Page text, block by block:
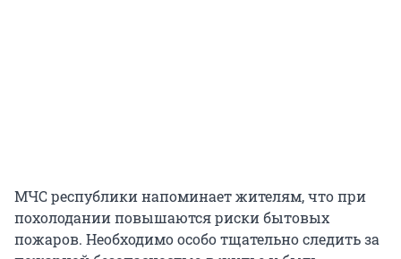
МЧС республики напоминает жителям, что при
похолодании повышаются риски бытовых
пожаров. Необходимо особо тщательно следить за